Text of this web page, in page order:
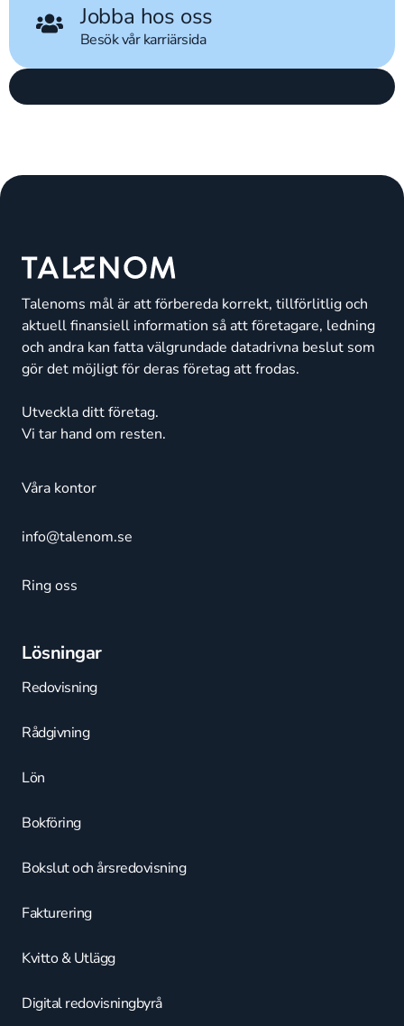
Jobba hos oss
Besök vår karriärsida
Talenoms mål är att förbereda korrekt, tillförlitlig och
aktuell finansiell information så att företagare, ledning
och andra kan fatta välgrundade datadrivna beslut som
gör det möjligt för deras företag att frodas.
Utveckla ditt företag.
Vi tar hand om resten.
Våra kontor
info@talenom.se
Ring oss
Lösningar
Redovisning
Rådgivning
Lön
Bokföring
Bokslut och årsredovisning
Fakturering
Kvitto & Utlägg
Digital redovisningbyrå